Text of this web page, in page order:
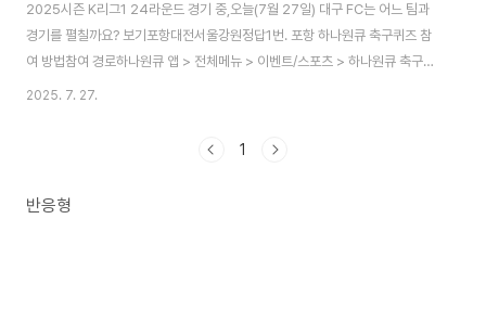
2025시즌 K리그1 24라운드 경기 중,오늘(7월 27일) 대구 FC는 어느 팀과
경기를 펼칠까요? 보기포항대전서울강원정답1번. 포항 하나원큐 축구퀴즈 참
여 방법참여 경로하나원큐 앱 > 전체메뉴 > 이벤트/스포츠 > 하나원큐 축구
Play참여 조건1일 1회 참여 가능보상 내용정답을 맞히면 5~10,000 원큐볼
다.응원HANA 참여 혜택K리그1 및 K리그2 각 리그에 매일 한 번씩 좋아요를
용은 하나은행의 사정에 따라 변경 또는 조기 종료될 수 있습니다.원큐볼 지급
2025. 7. 27.
1
반응형